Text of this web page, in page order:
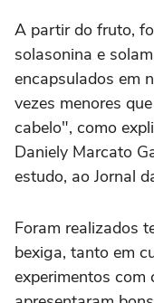
A partir do fruto,
solasonina e
encapsulados em
vezes menores
cabelo", como
Daniely Marcato
estudo, ao Jornal
Foram realizados
bexiga, tanto em
experimentos com